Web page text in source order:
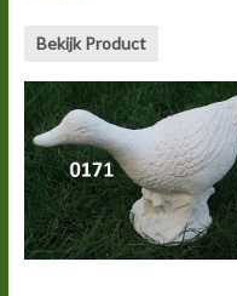
Bekijk Product